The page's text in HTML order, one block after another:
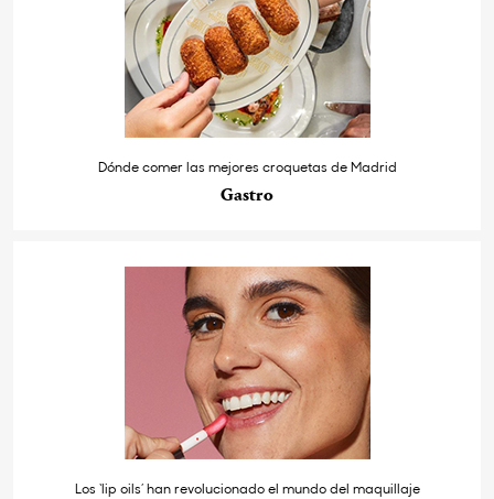
Dónde comer las mejores croquetas de Madrid
Gastro
Los ‘lip oils’ han revolucionado el mundo del maquillaje